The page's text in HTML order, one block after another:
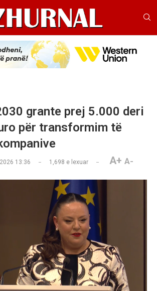
grante prej 5.000 deri
për transformim të
13:36 1,698 e lexuar A+ A-